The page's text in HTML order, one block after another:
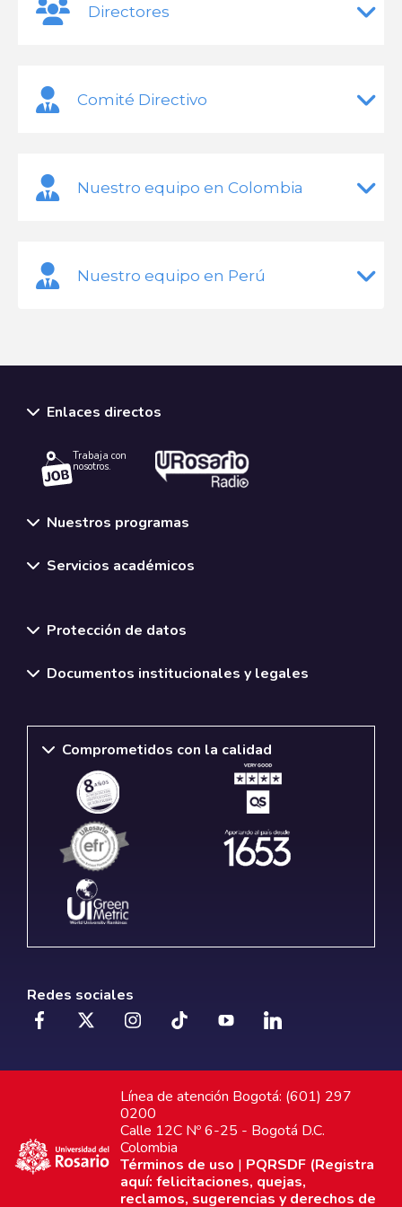
Directores
Comité Directivo
Nuestro equipo en Colombia
Nuestro equipo en Perú
Enlaces directos
Trabaja con
nosotros.
Nuestros programas
Servicios académicos
Protección de datos
Documentos institucionales y legales
Comprometidos con la calidad
Redes sociales
Línea de atención Bogotá: (601) 297
0200
Calle 12C Nº 6-25 - Bogotá D.C.
Colombia
Términos de uso | PQRSDF (Registra
aquí: felicitaciones, quejas,
reclamos, sugerencias y derechos de